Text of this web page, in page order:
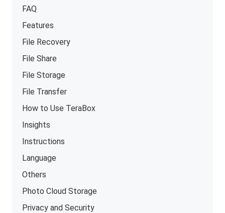
FAQ
Features
File Recovery
File Share
File Storage
File Transfer
How to Use TeraBox
Insights
Instructions
Language
Others
Photo Cloud Storage
Privacy and Security